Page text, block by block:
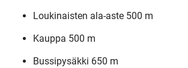
Loukinaisten ala-aste 500 m
Kauppa 500 m
Bussipysäkki 650 m